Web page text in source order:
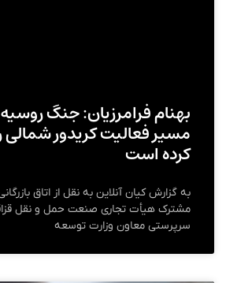
بهنام فرامرزیان: جنگ
مسیر فعالیت کریدور
کرده است
به گزارش کیان آنلاین به نقل از اتاق
مشترک هیأت تجاری صنعت حمل‌ و نقل
سرپرستی معاون وزارت توسعه